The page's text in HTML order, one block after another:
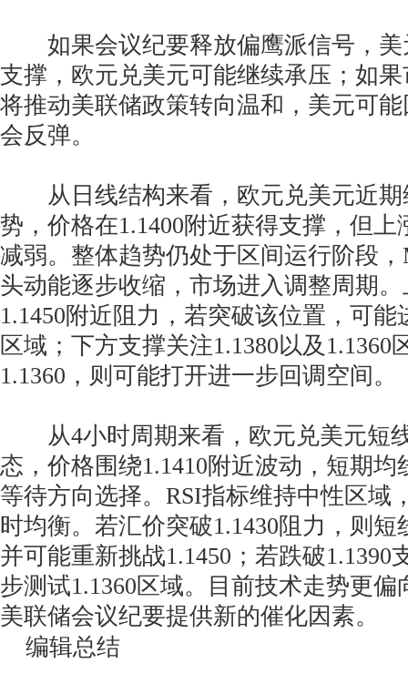
如果会议纪要释放偏鹰派信号，美
支撑，欧元兑美元可能继续承压；如
将推动美联储政策转向温和，美元可
会反弹。
从日线结构来看，欧元兑美元近期
势，价格在1.1400附近获得支撑，但
减弱。整体趋势仍处于区间运行阶段
头动能逐步收缩，市场进入调整周期
1.1450附近阻力，若突破该位置，可能
区域；下方支撑关注1.1380以及1.1360
1.1360，则可能打开进一步回调空间。
从4小时周期来看，欧元兑美元短
态，价格围绕1.1410附近波动，短期
等待方向选择。RSI指标维持中性区域
时均衡。若汇价突破1.1430阻力，则
并可能重新挑战1.1450；若跌破1.1390
步测试1.1360区域。目前技术走势更
美联储会议纪要提供新的催化因素。
编辑总结